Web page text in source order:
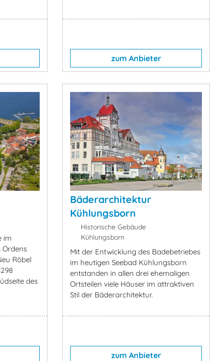
zum Anbieter
im
Ordens
Röbel
des
Bäderarchitektur
Kühlungsborn
Historische Gebäude
Kühlungsborn
Mit der Entwicklung des Badebetriebes
im heutigen Seebad Kühlungsborn
entstanden in allen drei ehemaligen
Ortsteilen viele Häuser im attraktiven
Stil der Bäderarchitektur.
zum Anbieter